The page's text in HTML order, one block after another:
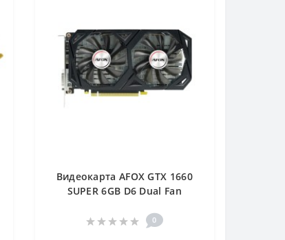
Видеокарта AFOX GTX 1660
SUPER 6GB D6 Dual Fan
черный
0